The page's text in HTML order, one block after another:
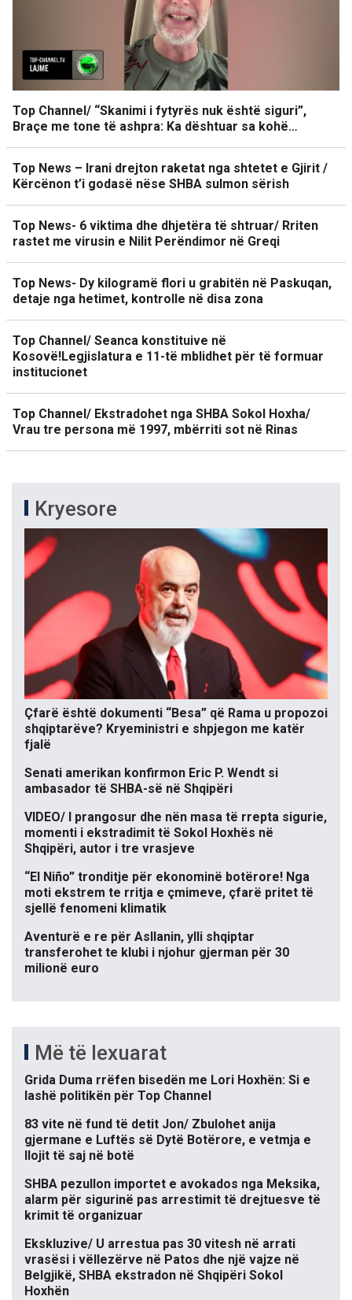
Top Channel/ “Skanimi i fytyrës nuk është siguri”,
Braçe me tone të ashpra: Ka dështuar sa kohë…
Top News – Irani drejton raketat nga shtetet e Gjirit /
Kërcënon t’i godasë nëse SHBA sulmon sërish
Top News- 6 viktima dhe dhjetëra të shtruar/ Rriten
rastet me virusin e Nilit Perëndimor në Greqi
Top News- Dy kilogramë flori u grabitën në Paskuqan,
detaje nga hetimet, kontrolle në disa zona
Top Channel/ Seanca konstituive në
Kosovë!Legjislatura e 11-të mblidhet për të formuar
institucionet
Top Channel/ Ekstradohet nga SHBA Sokol Hoxha/
Vrau tre persona më 1997, mbërriti sot në Rinas
Kryesore
Çfarë është dokumenti “Besa” që Rama u propozoi
shqiptarëve? Kryeministri e shpjegon me katër
fjalë
Senati amerikan konfirmon Eric P. Wendt si
ambasador të SHBA-së në Shqipëri
VIDEO/ I prangosur dhe nën masa të rrepta sigurie,
momenti i ekstradimit të Sokol Hoxhës në
Shqipëri, autor i tre vrasjeve
“El Niño” tronditje për ekonominë botërore! Nga
moti ekstrem te rritja e çmimeve, çfarë pritet të
sjellë fenomeni klimatik
Aventurë e re për Asllanin, ylli shqiptar
transferohet te klubi i njohur gjerman për 30
milionë euro
Më të lexuarat
Grida Duma rrëfen bisedën me Lori Hoxhën: Si e
lashë politikën për Top Channel
83 vite në fund të detit Jon/ Zbulohet anija
gjermane e Luftës së Dytë Botërore, e vetmja e
llojit të saj në botë
SHBA pezullon importet e avokados nga Meksika,
alarm për sigurinë pas arrestimit të drejtuesve të
krimit të organizuar
Ekskluzive/ U arrestua pas 30 vitesh në arrati
vrasësi i vëllezërve në Patos dhe një vajze në
Belgjikë, SHBA ekstradon në Shqipëri Sokol
Hoxhën